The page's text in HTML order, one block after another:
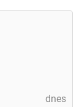
dnes